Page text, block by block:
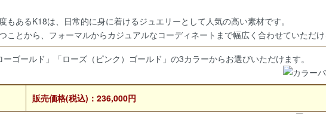
あるK18は、日常的に身に着けるジュエリーとして人気の高い素材です。
とから、フォーマルからカジュアルなコーディネートまで幅広く合わせていただけ
ゴールド」「ローズ（ピンク）ゴールド」の3カラーからお選びいただけます。
販売価格(税込)：236,000円